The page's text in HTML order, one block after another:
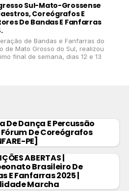
Sul-Mato-Grossense
Coreógrafos E
De Bandas E Fanfarras
de Bandas e Fanfarras do
de Mato Grosso do Sul, realizou
final de semana, dias 12 e 13
De Dança E Percussão
De Coreógrafos
PE]
ABERTAS |
Brasileiro De
E Fanfarras 2025 |
Marcha